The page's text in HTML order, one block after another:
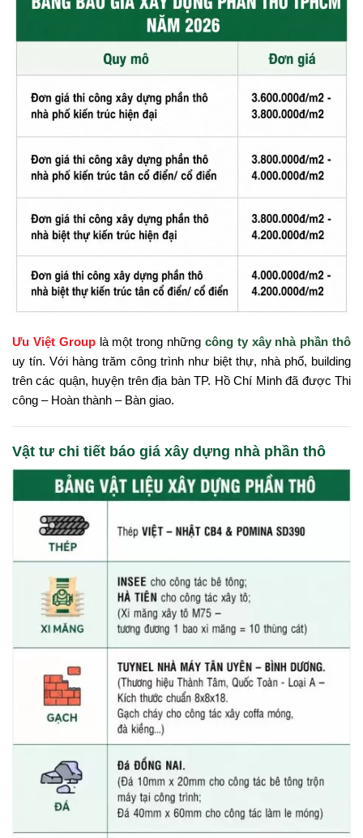
Ưu Việt Grouplà một trong những công ty xây nhà phần thô
uy tín. Với hàng trăm công trình như biệt thự, nhà phố, building
trên các quận, huyện trên địa bàn TP. Hồ Chí Minh đã được Thi
công – Hoàn thành – Bàn giao.
Vật tư chi tiết báo giá xây dựng nhà phần thô